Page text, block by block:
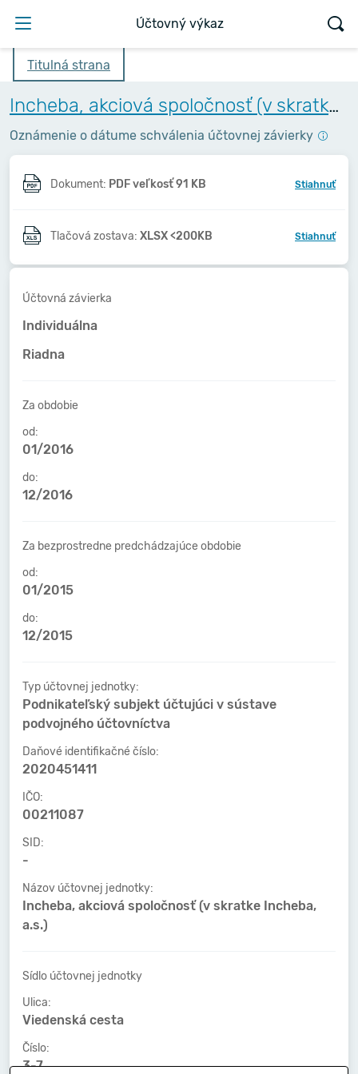
Účtovný výkaz
Titulná strana
Incheba, akciová spoločnosť (v skratke Incheba, a.s.)
Oznámenie o dátume schválenia účtovnej závierky
Dokument: PDF veľkosť 91 KB Stiahnuť
Tlačová zostava: XLSX <200KB Stiahnuť
Účtovná závierka
Individuálna
Riadna
Za obdobie
od:
01/2016
do:
12/2016
Za bezprostredne predchádzajúce obdobie
od:
01/2015
do:
12/2015
Typ účtovnej jednotky:
Podnikateľský subjekt účtujúci v sústave
podvojného účtovníctva
Daňové identifikačné číslo:
2020451411
IČO:
00211087
SID:
-
Názov účtovnej jednotky:
Incheba, akciová spoločnosť (v skratke Incheba,
a.s.)
Sídlo účtovnej jednotky
Ulica:
Viedenská cesta
Číslo:
3-7